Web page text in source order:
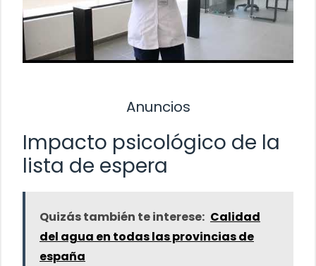
Anuncios
Impacto psicológico de la
lista de espera
Quizás también te interese: Calidad
del agua en todas las provincias de
españa